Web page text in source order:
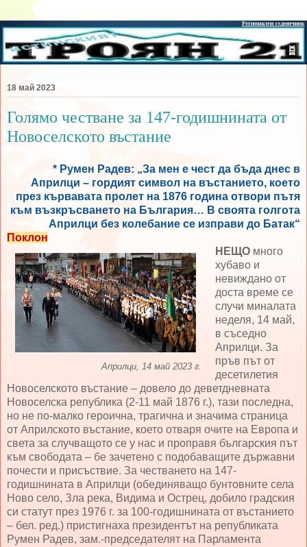
18 май 2023
Голямо честване за 147-годишнината от
Новоселското въстание
* Румен Радев: „За мен е чест да бъда днес в
Априлци – гордият символ на въстанието, което
през кървавата пролет на 1876 година отвори пътя
към възкръсването на България… В своята голгота
Априлци без колебание се изправи до Батак“
Поклон
Априлци, 14 май 2023 г.
НЕЩОмного
хубаво и
невиждано от
доста време се
случи миналата
неделя, 14 май,
в съседно
Априлци. За
пръв път от
десетилетия
Новоселското въстание – довело до деветдневната
Новоселска република (2-11 май 1876 г.), тази последна,
но не по-малко героична, трагична и значима страница
от Априлското въстание, което отваря очите на Европа и
света за случващото се у нас и проправя българския път
към свободата – бе зачетено с подобаващите държавни
почести и присъствие. За честването на 147-
годишнината в Априлци (обединяващо бунтовните села
Ново село, Зла река, Видима и Острец, добило градския
си статут през 1976 г. за 100-годишнината от въстанието
– бел. ред.) пристигнаха президентът на републиката
Румен Радев, зам.-председателят на Парламента